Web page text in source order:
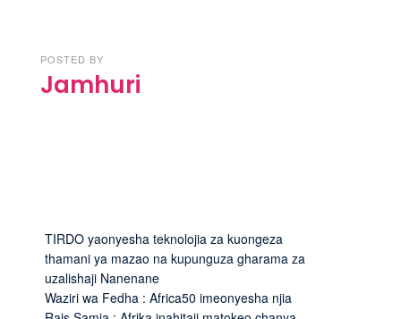
POSTED BY
Jamhuri
TIRDO yaonyesha teknolojia za kuongeza
thamani ya mazao na kupunguza gharama za
uzalishaji Nanenane
Waziri wa Fedha : Africa50 imeonyesha njia